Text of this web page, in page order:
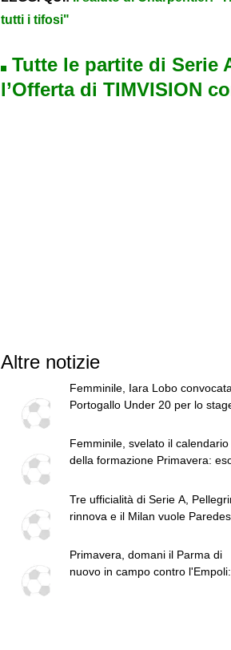
tutti i tifosi"
Tutte le partite di Serie
l’Offerta di TIMVISION
Altre notizie
Femminile, Iara Lobo
Portogallo Under 20 per lo
Femminile, svelato il calendario
della formazione Primavera:
Tre ufficialità di Serie A,
rinnova e il Milan vuole Paredes:
Primavera, domani il Parma di
nuovo in campo contro l'Empoli: